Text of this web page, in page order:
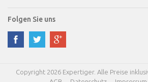
Folgen Sie uns
Copyright 2026 Expertiger. Alle Preise